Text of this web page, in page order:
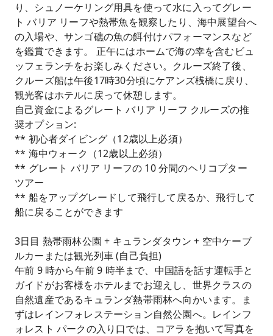
り、シュノーケリング用具を使って水に入ってグレー
ト バリア リーフや熱帯魚を観察したり、海中展望台へ
の入場や、サンゴ礁の魚の餌付けパフォーマンスなど
を鑑賞できます。 正午にはホームで海の幸を含むビュ
ッフェランチをお楽しみください。クルーズ終了後、
クルーズ船は午後17時30分頃にケアンズ桟橋に戻り、
観光客はホテルに戻って休憩します。
自己資金によるグレート バリア リーフ クルーズの推
奨オプション:
** 初心者ダイビング（12歳以上必須）
** 海中ウォーク（12歳以上必須）
** グレート バリア リーフの 10 分間のヘリコプター
ツアー
** 船をアップグレードして飛行して戻るか、飛行して
船に戻ることができます
3日目 熱帯雨林公園 + キュランダタウン + 空中ケーブ
ルカーまたは観光列車 (自己負担)
午前 9 時から午前 9 時半まで、中国語を話す運転手と
ガイドがお客様をホテルまでお迎えし、世界クラスの
自然遺産であるキュランダ熱帯雨林へ向かいます。ま
ずはレインフォレステーション自然公園へ。レインフ
ォレスト パークの入り口では、コアラを抱いて写真を